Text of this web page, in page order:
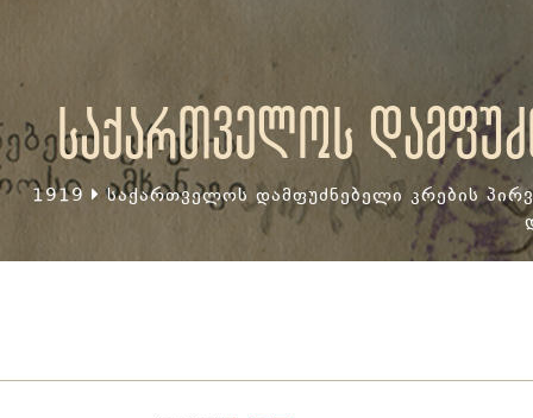
საქართველოს
1919
საქართველოს დამფუძნებელი კრების